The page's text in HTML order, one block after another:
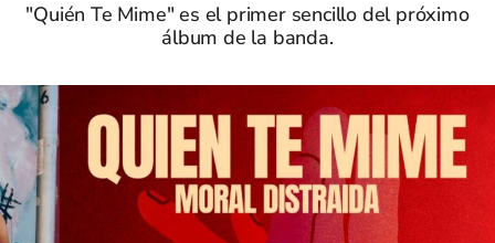
"Quién Te Mime" es el primer sencillo del próximo
álbum de la banda.